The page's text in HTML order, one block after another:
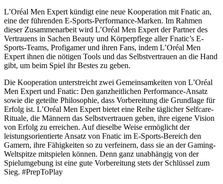
L’Oréal Men Expert kündigt eine neue Kooperation mit Fnatic an,
eine der führenden E-Sports-Performance-Marken. Im Rahmen
dieser Zusammenarbeit wird L’Oréal Men Expert der Partner des
Vertrauens in Sachen Beauty und Körperpflege aller Fnatic’s E-
Sports-Teams, Profigamer und ihren Fans, indem L’Oréal Men
Expert ihnen die nötigen Tools und das Selbstvertrauen an die Hand
gibt, um beim Spiel ihr Bestes zu geben.
Die Kooperation unterstreicht zwei Gemeinsamkeiten von L’Oréal
Men Expert und Fnatic: Den ganzheitlichen Performance-Ansatz
sowie die geteilte Philosophie, dass Vorbereitung die Grundlage für
Erfolg ist. L’Oréal Men Expert bietet eine Reihe täglicher Selfcare-
Rituale, die Männern das Selbstvertrauen geben, ihre eigene Vision
von Erfolg zu erreichen. Auf dieselbe Weise ermöglicht der
leistungsorientierte Ansatz von Fnatic im E-Sports-Bereich den
Gamern, ihre Fähigkeiten so zu verfeinern, dass sie an der Gaming-
Weltspitze mitspielen können. Denn ganz unabhängig von der
Spielumgebung ist eine gute Vorbereitung stets der Schlüssel zum
Sieg. #PrepToPlay